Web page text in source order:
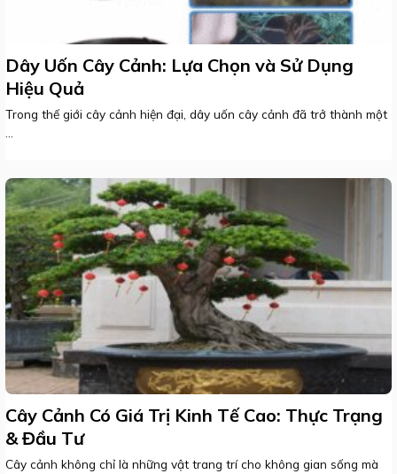
Dây Uốn Cây Cảnh: Lựa Chọn và Sử Dụng
Hiệu Quả
Trong thế giới cây cảnh hiện đại, dây uốn cây cảnh đã trở thành một
Cây Cảnh Có Giá Trị Kinh Tế Cao: Thực Trạng
& Đầu Tư
Cây cảnh không chỉ là những vật trang trí cho không gian sống mà